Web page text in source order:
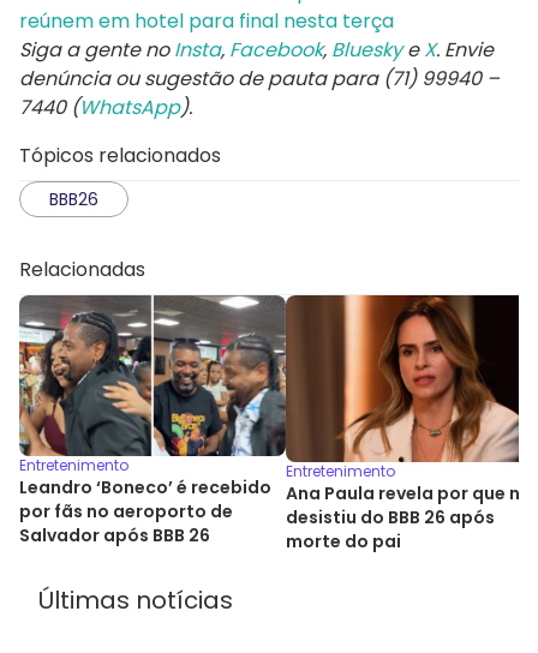
reúnem em hotel para final nesta terça
Siga a gente noInsta, Facebook, BlueskyeX. Envie
denúncia ou sugestão de pauta para (71) 99940 –
7440 (WhatsApp).
Tópicos relacionados
BBB26
Relacionadas
Entretenimento
Leandro ‘Boneco’ é recebido
por fãs no aeroporto de
Salvador após BBB 26
Entretenimento
Ana Paula revela por que
desistiu do BBB 26 após
morte do pai
Últimas notícias